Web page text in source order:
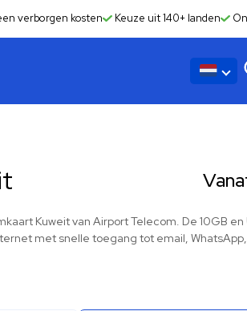
verborgen kosten Keuze uit 140+ landen
Kuweit van Airport Telecom. De 10GB
met snelle toegang tot email,